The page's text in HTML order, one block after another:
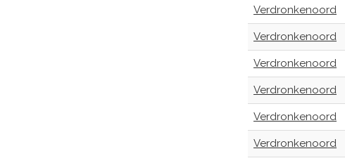
Verdronkenoord
Verdronkenoord
Verdronkenoord
Verdronkenoord
Verdronkenoord
Verdronkenoord